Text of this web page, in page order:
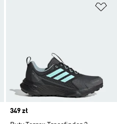
Price
349 zł